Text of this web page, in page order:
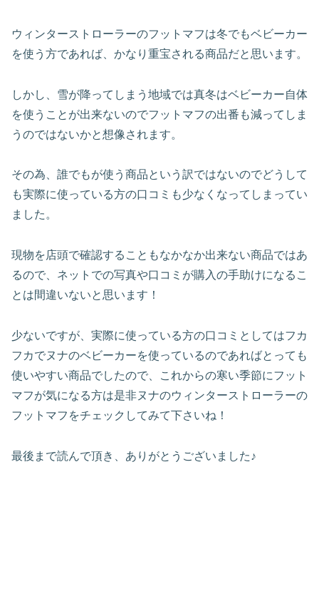
ウィンターストローラーのフットマフは冬でもベビーカー
を使う方であれば、かなり重宝される商品だと思います。
しかし、雪が降ってしまう地域では真冬はベビーカー自体
を使うことが出来ないのでフットマフの出番も減ってしま
うのではないかと想像されます。
その為、誰でもが使う商品という訳ではないのでどうして
も実際に使っている方の口コミも少なくなってしまってい
ました。
現物を店頭で確認することもなかなか出来ない商品ではあ
るので、ネットでの写真や口コミが購入の手助けになるこ
とは間違いないと思います！
少ないですが、実際に使っている方の口コミとしてはフカ
フカでヌナのベビーカーを使っているのであればとっても
使いやすい商品でしたので、これからの寒い季節にフット
マフが気になる方は是非ヌナのウィンターストローラーの
フットマフをチェックしてみて下さいね！
最後まで読んで頂き、ありがとうございました♪